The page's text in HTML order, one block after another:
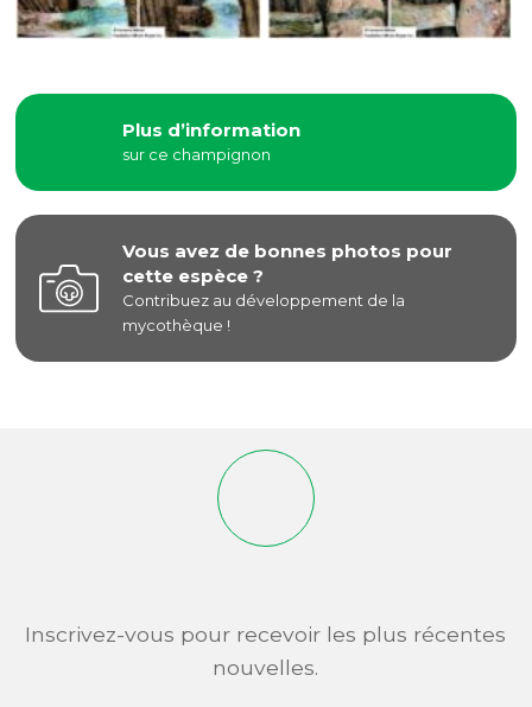
Plus d’information
sur ce champignon
Vous avez de bonnes photos pour
cette espèce ?
Contribuez au développement de la
mycothèque !
Inscrivez-vous pour recevoir les plus récentes
nouvelles.